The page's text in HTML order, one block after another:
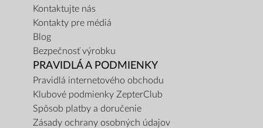
Kontaktujte nás
Kontakty pre médiá
Blog
Bezpečnosť výrobku
PRAVIDLÁ A PODMIENKY
Pravidlá internetového obchodu
Klubové podmienky ZepterClub
Spôsob platby a doručenie
Zásady ochrany osobných údajov